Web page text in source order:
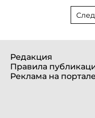
Редакция
Правила
Реклама на